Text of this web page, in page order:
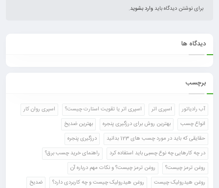
برای نوشتن دیدگاه باید وارد بشوید.
دیدگاه ها
برچسب
آب رادیاتور اسپری اتر اسپری اتر یا تقویت استارت چیست؟
اسپری روان کار
انواع چسب
بهترین روش برای درزگیری پنجره
بهترین ضدیخ
حقایقی که باید در مورد چسب های 123 بدانید
درزگیری پنجره
در چه کارهایی چه نوع چسبی باید استفاده کرد
راهنمای خرید چسب برق؟
روغن ترمز چیست؟
روغن ترمز چیست؟ و نکات مهم درباره آن
روغن هیدرولیک چیست
روغن هیدرولیک چیست و چه کاربردی دارد؟
ضدیخ